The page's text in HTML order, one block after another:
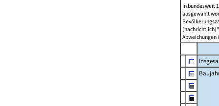
In bundesweit
ausgewählt
Abweichungen